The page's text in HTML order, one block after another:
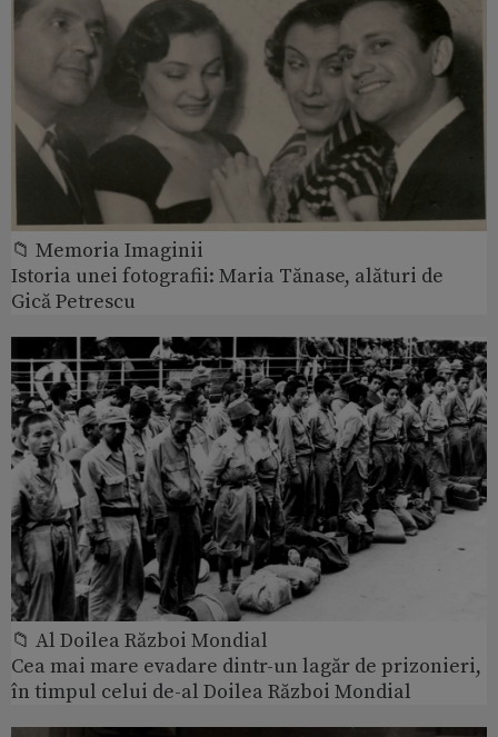
📁 Memoria Imaginii
Istoria unei fotografii: Maria Tănase, alături de
Gică Petrescu
📁 Al Doilea Război Mondial
Cea mai mare evadare dintr-un lagăr de prizonieri,
în timpul celui de-al Doilea Război Mondial